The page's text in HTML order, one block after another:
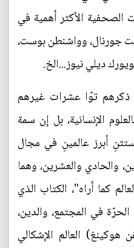
الأكثر أهمية في
جورنال، وواشنطن بوست،
ديلي نيوز...الخ.
ذكرهم توًا عشرات غيرهم
الإنسانية، بل إن سمة
أبرز عالمينِ في مجال
والحادي والعشرين، وهما
كما أراه"، الكتاب الذي
في المجتمع، والدين،
هوكينغ) العالم الإشكالي